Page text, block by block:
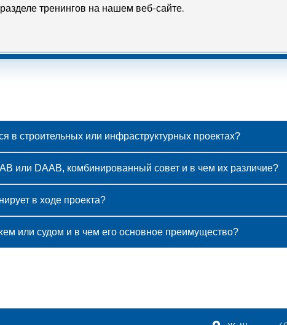
тренингов на нашем веб-сайте.
в строительных или инфраструктурных проектах?
или DAAB, комбинированный совет и в чем их различие?
в ходе проекта?
или судом и в чем его основное преимущество?